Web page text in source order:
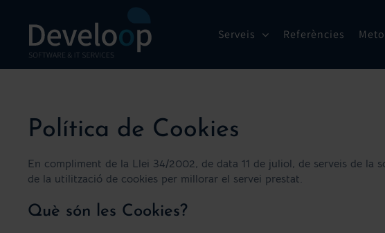
content
Serveis Referències
Política de Cookies
En compliment de la Llei 34/2002, de data 11 de juliol, de serveis de la
de la utilització de cookies per millorar el servei prestat.
Què són les Cookies?